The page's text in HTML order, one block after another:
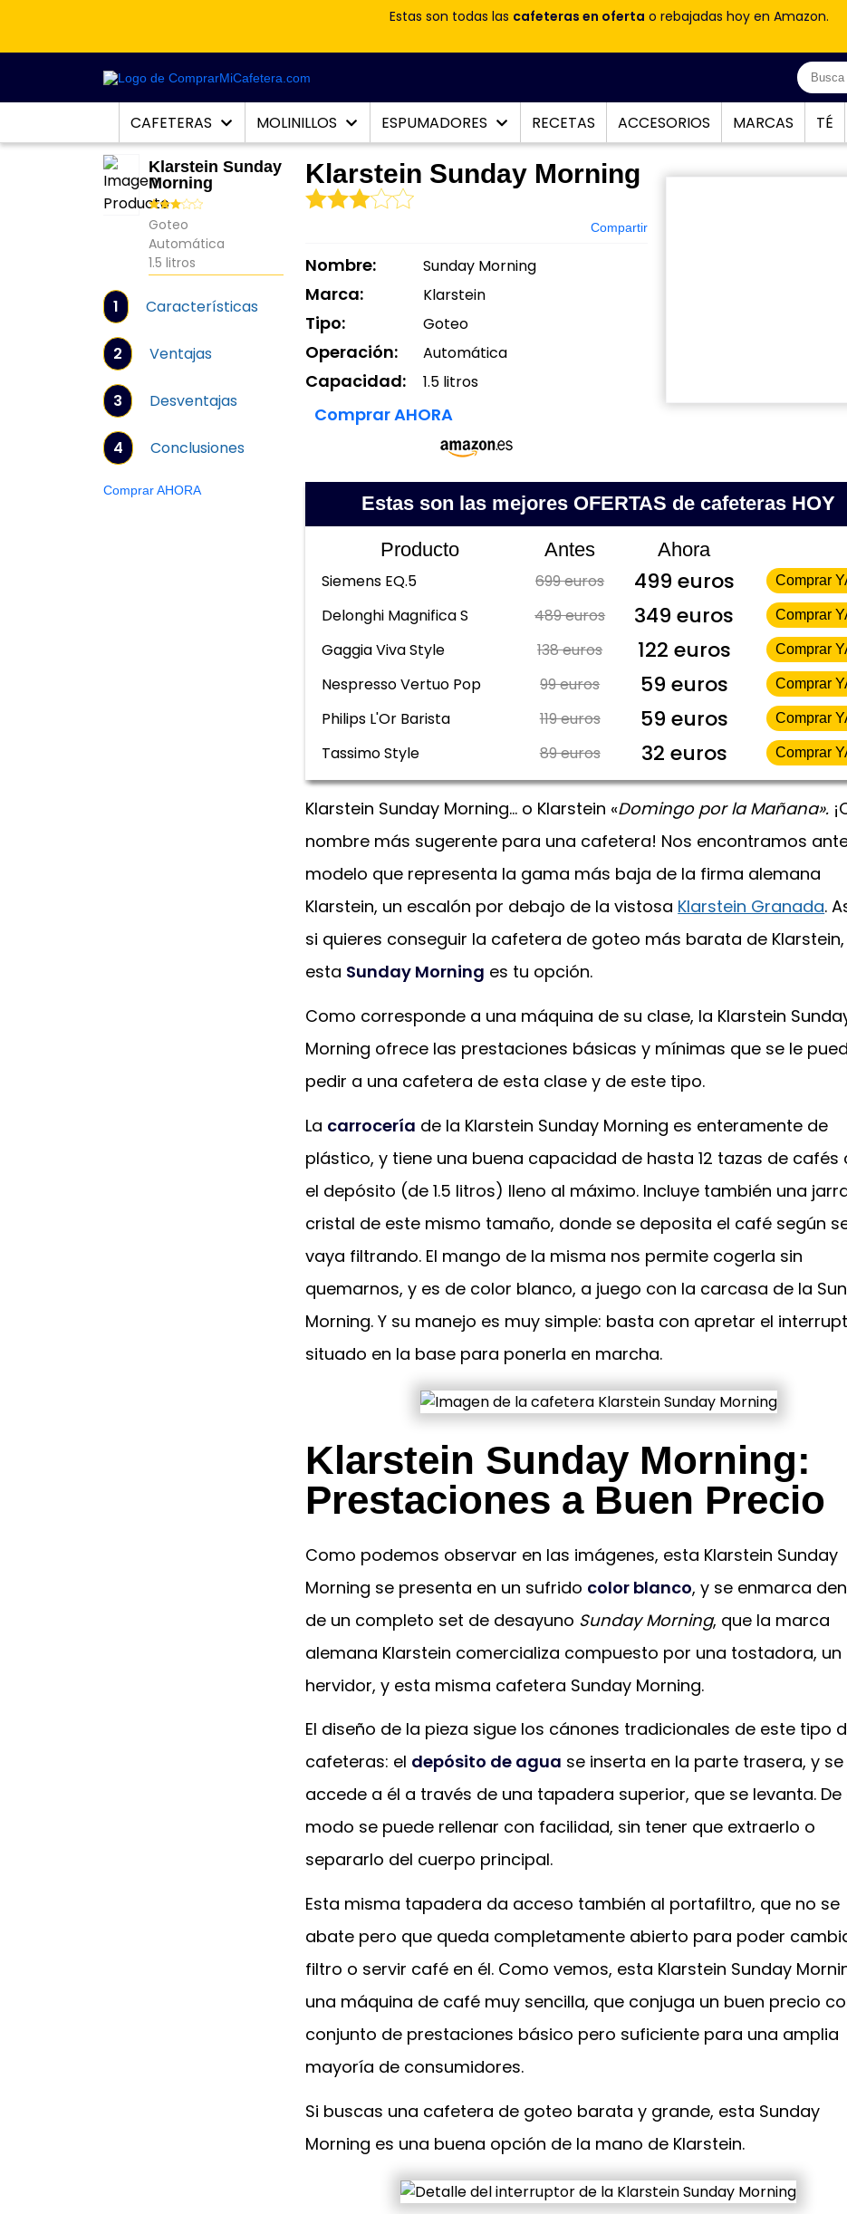
Estas son todas las cafeteras en oferta o rebajadas hoy en Amazon.
CAFETERAS MOLINILLOS ESPUMADORES RECETAS ACCESORIOS MARCAS TÉ
Klarstein Sunday
Morning
Goteo
Automática
1.5 litros
1 Características
2 Ventajas
3 Desventajas
4 Conclusiones
Comprar AHORA
Klarstein Sunday Morning
Compartir
Nombre: Sunday Morning
Marca: Klarstein
Tipo: Goteo
Operación: Automática
Capacidad: 1.5 litros
Comprar AHORA
Estas son las mejores OFERTAS de cafeteras HOY
Producto Antes Ahora
Siemens EQ.5 699 euros 499 euros Comprar
Delonghi Magnifica S 489 euros 349 euros Comprar
Gaggia Viva Style 138 euros 122 euros Comprar
Nespresso Vertuo Pop 99 euros 59 euros Comprar
Philips L'Or Barista 119 euros 59 euros Comprar
Tassimo Style 89 euros 32 euros Comprar
Klarstein Sunday Morning… o Klarstein «Domingo por la Mañana».
nombre más sugerente para una cafetera! Nos encontramos
modelo que representa la gama más baja de la firma alemana
Klarstein, un escalón por debajo de la vistosa Klarstein Granada.
si quieres conseguir la cafetera de goteo más barata de Klarstein,
esta Sunday Morning es tu opción.
Como corresponde a una máquina de su clase, la Klarstein
Morning ofrece las prestaciones básicas y mínimas que se le
pedir a una cafetera de esta clase y de este tipo.
La carrocería de la Klarstein Sunday Morning es enteramente de
plástico, y tiene una buena capacidad de hasta 12 tazas de cafés
el depósito (de 1.5 litros) lleno al máximo. Incluye también una
cristal de este mismo tamaño, donde se deposita el café según
vaya filtrando. El mango de la misma nos permite cogerla sin
quemarnos, y es de color blanco, a juego con la carcasa de la
Morning. Y su manejo es muy simple: basta con apretar el
situado en la base para ponerla en marcha.
Klarstein Sunday Morning:
Prestaciones a Buen Precio
Como podemos observar en las imágenes, esta Klarstein Sunday
Morning se presenta en un sufrido color blanco, y se enmarca
de un completo set de desayuno Sunday Morning, que la marca
alemana Klarstein comercializa compuesto por una tostadora, un
hervidor, y esta misma cafetera Sunday Morning.
El diseño de la pieza sigue los cánones tradicionales de este tipo
cafeteras: el depósito de agua se inserta en la parte trasera, y se
accede a él a través de una tapadera superior, que se levanta. De
modo se puede rellenar con facilidad, sin tener que extraerlo o
separarlo del cuerpo principal.
Esta misma tapadera da acceso también al portafiltro, que no se
abate pero que queda completamente abierto para poder
filtro o servir café en él. Como vemos, esta Klarstein Sunday
una máquina de café muy sencilla, que conjuga un buen precio
conjunto de prestaciones básico pero suficiente para una amplia
mayoría de consumidores.
Si buscas una cafetera de goteo barata y grande, esta Sunday
Morning es una buena opción de la mano de Klarstein.